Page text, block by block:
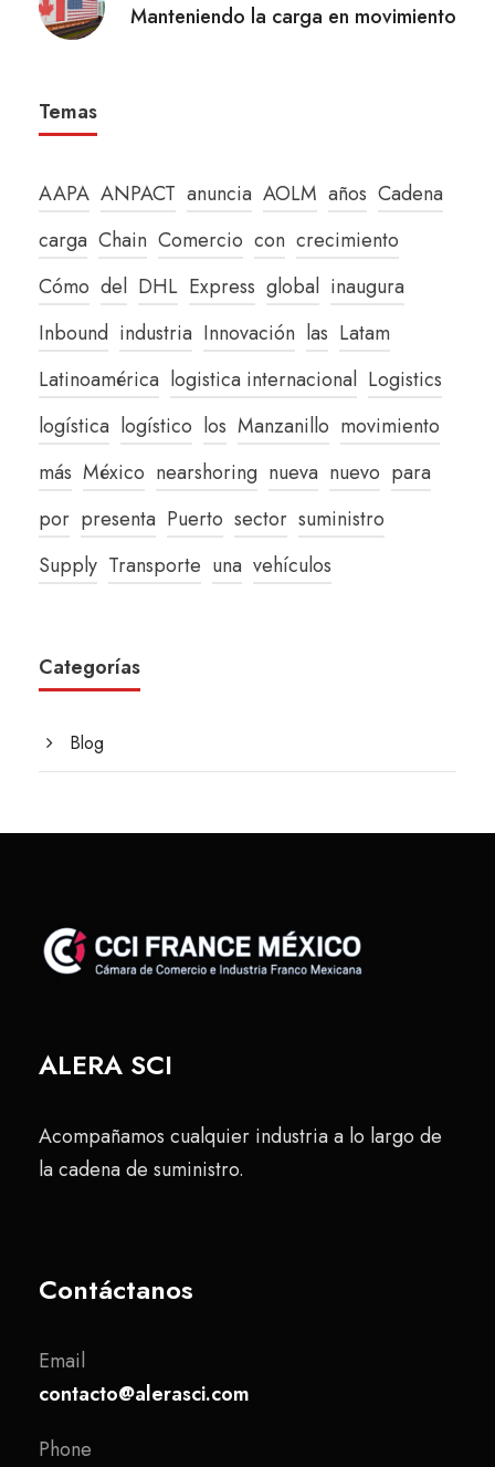
Manteniendo la carga en movimiento
Temas
AAPA ANPACT anuncia AOLM años Cadena
carga Chain Comercio con crecimiento
Cómo del DHL Express global inaugura
Inbound industria Innovación las Latam
Latinoamérica logistica internacional Logistics
logística logístico los Manzanillo movimiento
más México nearshoring nueva nuevo para
por presenta Puerto sector suministro
Supply Transporte una vehículos
Categorías
Blog
ALERA SCI
Acompañamos cualquier industria a lo largo de
la cadena de suministro.
Contáctanos
Email
contacto@alerasci.com
Phone